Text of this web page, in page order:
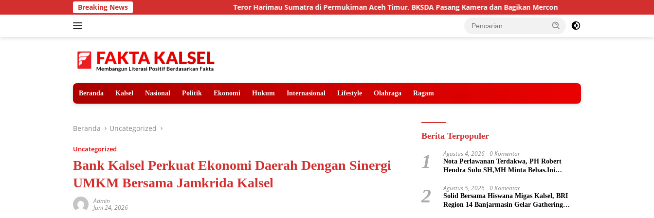
ke
Breaking News Teror Harimau Sumatra di Permukiman Aceh Timur, BKSDA Pasang Kamera dan Bagikan Mercon Solid Bersama Hiswana Migas
Beranda Kalsel Nasional Politik Ekonomi Hukum Internasional Lifestyle Olahraga Ragam
Beranda Uncategorized
Uncategorized
Bank Kalsel Perkuat Ekonomi Daerah Dengan Sinergi
UMKM Bersama Jamkrida Kalsel
Admin
Juni 24, 2026
Berita Terpopuler
1 Agustus 4, 2026 0 Komentar
Nota Perlawanan Terdakwa, PH Robert
Hendra Sulu SH,MH Minta Bebas.Ini
2 Agustus 5, 2026 0 Komentar
Solid Bersama Hiswana Migas Kalsel, BRI
Region 14 Banjarmasin Gelar Gathering